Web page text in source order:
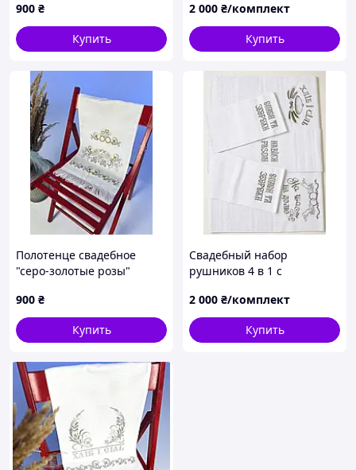
900 ₴
Купить
«На счастье на судьбу»,
«Навеки вместе», «Спаси и
сохрани»
2 000 ₴/комплект
Купить
Полотенце свадебное
"серо-золотые розы"
900 ₴
Купить
Свадебный набор
рушников 4 в 1 с
«На сщастье на судьбу»,
«Навеки вмести», «Спаси и
сохрани»
2 000 ₴/комплект
Купить